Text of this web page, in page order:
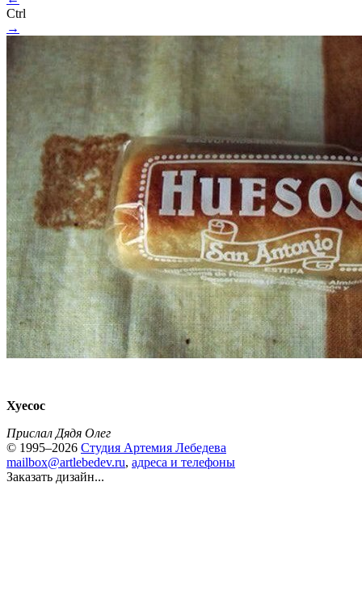
Ctrl
→
Хуесос
Прислал Дядя Олег
© 1995–2026 Студия Артемия Лебедева
mailbox@artlebedev.ru, адреса и телефоны
Заказать дизайн...